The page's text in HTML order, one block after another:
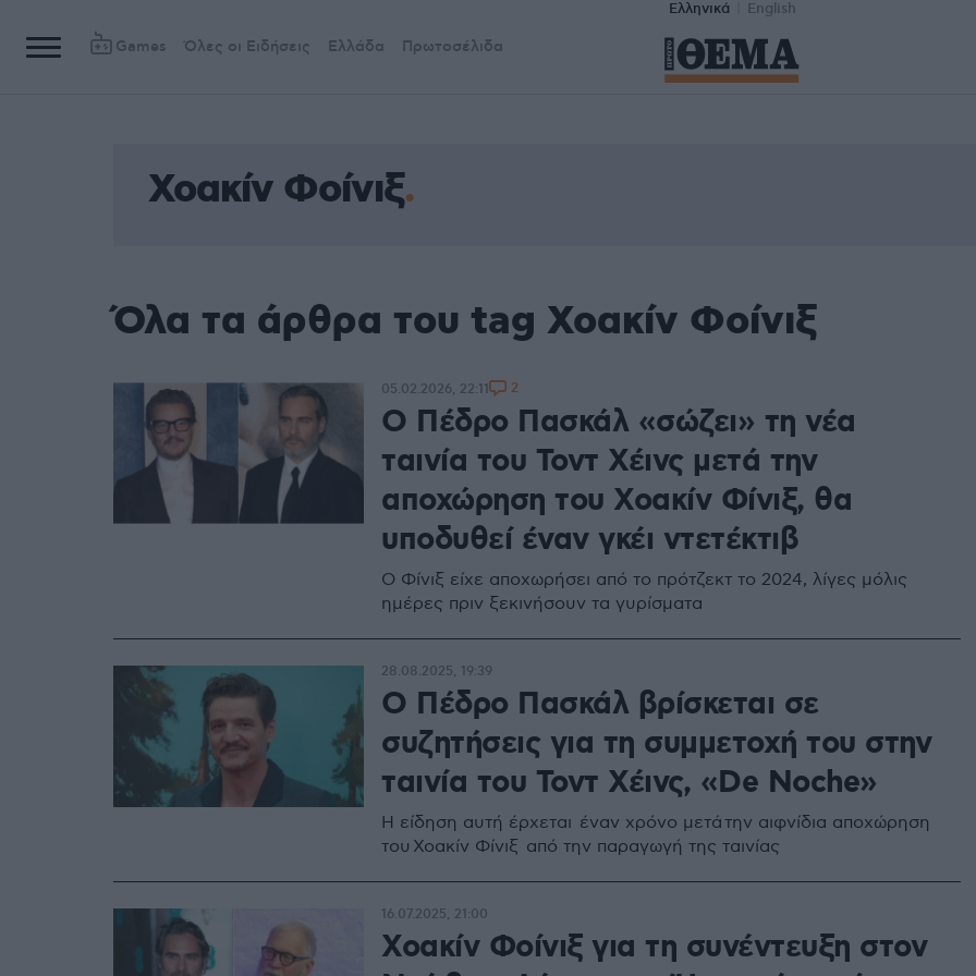
Ελληνικά English
Games Όλες οι Ειδήσεις Ελλάδα Πρωτοσέλιδα
Χοακίν Φοίνιξ
Όλα τα άρθρα του tag Χοακίν Φοίνιξ
Ο Πέδρο Πασκάλ «σώζει» τη νέα
ταινία του Τοντ Χέινς μετά την
αποχώρηση του Χοακίν Φίνιξ, θα
υποδυθεί έναν γκέι ντετέκτιβ
Ο Φίνιξ είχε αποχωρήσει από το πρότζεκτ το 2024, λίγες μόλις
ημέρες πριν ξεκινήσουν τα γυρίσματα
05.02.2026, 22:11 2
O Πέδρο Πασκάλ βρίσκεται σε
συζητήσεις για τη συμμετοχή του στην
ταινία του Τοντ Χέινς, «De Noche»
Η είδηση αυτή έρχεται έναν χρόνο μετά την αιφνίδια αποχώρηση
του Χοακίν Φίνιξ από την παραγωγή της ταινίας
28.08.2025, 19:39
Χοακίν Φοίνιξ για τη συνέντευξη στον
16.07.2025, 21:00